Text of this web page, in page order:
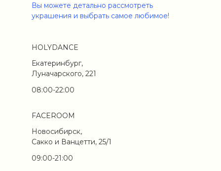
Екатеринбург,
Луначарского, 221
HOLYDANCE
08:00-22:00
Вы можете детально рассмотреть
украшения и выбрать самое любимое!
FACEROOM
Новосибирск,
Сакко и Ванцетти, 25/1
09:00-21:00